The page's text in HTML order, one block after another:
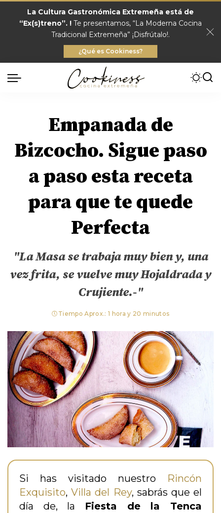
La Cultura Gastronómica Extremeña está de
“Ex(s)treno”. ! Te presentamos, “La Moderna Cocina
Tradicional Extremeña” ¡Disfrútalo!.
¿Qué es Cookiness?
Empanada de
Bizcocho. Sigue paso
a paso esta receta
para que te quede
Perfecta
"La Masa se trabaja muy bien y, una
vez frita, se vuelve muy Hojaldrada y
Crujiente.-"
Tiempo Aprox.: 1 hora y 20 minutos
Si has visitado nuestro Rincón
Exquisito,Villa del Rey, sabrás que el
día de, la Fiesta de la Tenca